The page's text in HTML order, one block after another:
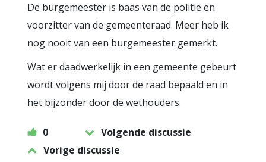
De burgemeester is baas van de politie en
voorzitter van de gemeenteraad. Meer heb ik
nog nooit van een burgemeester gemerkt.
Wat er daadwerkelijk in een gemeente gebeurt
wordt volgens mij door de raad bepaald en in
het bijzonder door de wethouders.
0
Volgende discussie
Vorige discussie